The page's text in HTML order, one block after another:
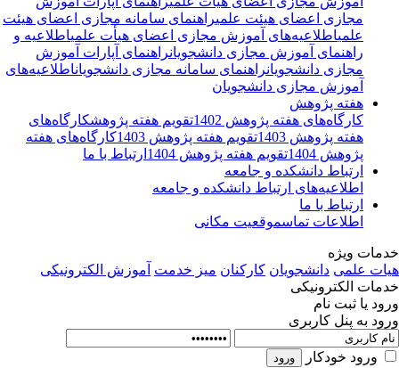
مجازی اعضای هیئت علمیراهنمای سامانه مجازی اعضای هیئت
علمیاطلاعیه‌‌های آموزش مجازی اعضای هیأت علمیاطلاعیه و
راهنمای آموزش مجازی دانشجویانراهنمای آپارات آموزش
مجازی دانشجویانراهنمای سامانه مجازی دانشجویاناطلاعیه‌‌های
آموزش مجازی دانشجویان
هفته پژوهش
کارگاه‌های هفته پژوهش 1402
تقویم هفته پژوهشکارگاه‌های
هفته پژوهش 1403
تقویم هفته پژوهش 1403
کارگاه‌های هفته
پژوهش 1404
تقویم هفته پژوهش 1404
ارتباط با ما
ارتباط دانشکده و جامعه
اطلاعیه‌های ارتباط دانشکده و جامعه
ارتباط با ما
اطلاعات تماسموقعیت مکانی
ویژه
علمی دانشجویان کارکنان میز خدمت آموزش الکترونیکی
الکترونیکی
یا ثبت نام
به پنل کاربری
ورود خودکار